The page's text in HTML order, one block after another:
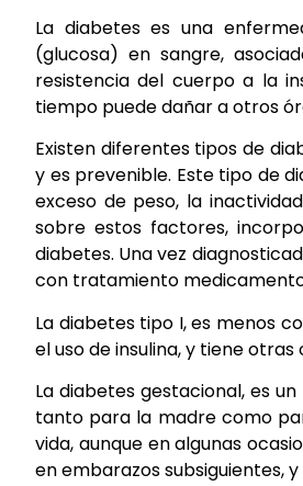
La diabetes es una
(glucosa) en sangre,
resistencia del cuerpo a la
tiempo puede dañar a otros
Existen diferentes tipos de
y es prevenible. Este tipo de
exceso de peso, la
sobre estos factores,
diabetes. Una vez
con tratamiento
La diabetes tipo I, es menos
el uso de insulina, y tiene otras
La diabetes gestacional, es
tanto para la madre como
vida, aunque en algunas
en embarazos subsiguientes,